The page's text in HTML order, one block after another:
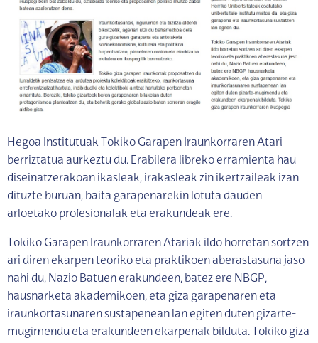
Hegoa Institutuak Tokiko Garapen Iraunkorraren Atari
berriztatua aurkeztu du. Erabilera libreko erramienta hau
diseinatzerakoan ikasleak, irakasleak zin ikertzaileak izan
dituzte buruan, baita garapenarekin lotuta dauden
arloetako profesionalak eta erakundeak ere.
Tokiko Garapen Iraunkorraren Atariak ildo horretan sortzen
ari diren ekarpen teoriko eta praktikoen aberastasuna jaso
nahi du, Nazio Batuen erakundeen, batez ere NBGP,
hausnarketa akademikoen, eta giza garapenaren eta
iraunkortasunaren sustapenean lan egiten duten gizarte-
mugimendu eta erakundeen ekarpenak bilduta. Tokiko giza